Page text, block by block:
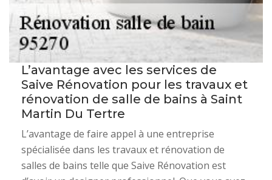
L’avantage avec les services de
Saive Rénovation pour les travaux et
rénovation de salle de bains à Saint
Martin Du Tertre
L’avantage de faire appel à une entreprise
spécialisée dans les travaux et rénovation de
salles de bains telle que Saive Rénovation est